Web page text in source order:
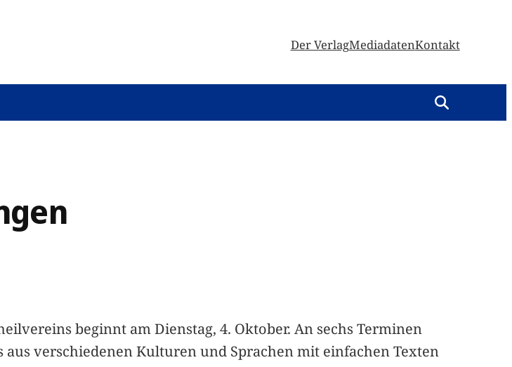
Der VerlagMediadatenKontakt
beginnt am Dienstag, 4. Oktober. An sechs Terminen
aus verschiedenen Kulturen und Sprachen mit einfachen Texten